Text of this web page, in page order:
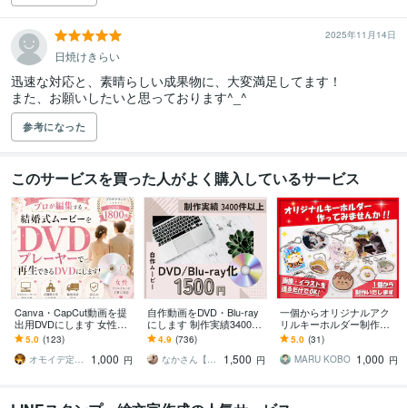
2025年11月14日
日焼けきらい
迅速な対応と、素晴らしい成果物に、大変満足してます！
また、お願いしたいと思っております^_^
参考になった
このサービスを買った人がよく購入しているサービス
Canva・CapCut動画を提
出用DVDにします 女性が
担当✨どんな動画データも
DVD化します！
5.0 (123)
オモイデ定期便＊SORA
1,000 円
自作動画をDVD・Blu-ray
にします 制作実績3400件
以上！ラベル印刷・送料
無料
4.9 (736)
なかさん【Wedding Style】
1,500 円
一個からオリジナルアク
リルキーホルダー制作し
ます 画像・イラストを送
るだけでOK！【プレゼン
トや自分用に】
5.0 (31)
MARU KOBO 1,000 円